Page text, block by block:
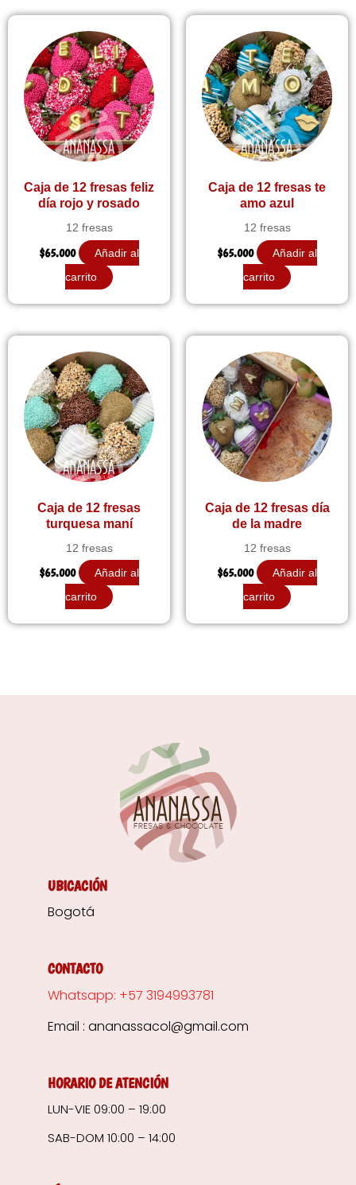
Caja de 12 fresas feliz
día rojo y rosado
12 fresas
$65.000
Añadir al
carrito
Caja de 12 fresas te
amo azul
12 fresas
$65.000
Añadir al
carrito
Caja de 12 fresas
turquesa maní
12 fresas
$65.000
Añadir al
carrito
Caja de 12 fresas día
de la madre
12 fresas
$65.000
Añadir al
carrito
UBICACIÓN
Bogotá
CONTACTO
Whatsapp: +57 3194993781
Email : ananassacol@gmail.com
HORARIO DE ATENCIÓN
LUN-VIE 09:00 – 19:00
SAB-DOM 10:00 – 14:00